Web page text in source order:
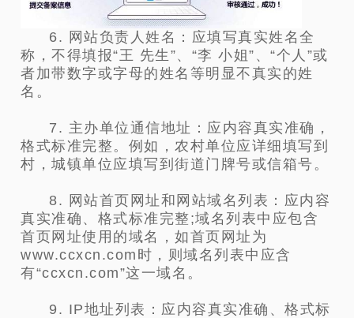
6. 网站负责人姓名：应填写真实姓名全
称，不得填报“王 先生”、“李 小姐”、“个人”或
者加带数字或字母的姓名等明显不真实的姓
名。
7. 主办单位通信地址：应内容真实准确，
格式标准完整。例如，农村单位应详细填写到
村，城镇单位应填写到街道门牌号或信箱号。
8. 网站首页网址和网站域名列表：应内容
真实准确、格式标准完整;域名列表中应包含
首页网址使用的域名，如首页网址为
www.ccxcn.com时，则域名列表中应含
有“ccxcn.com”这一域名。
9. IP地址列表：应内容真实准确、格式标